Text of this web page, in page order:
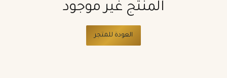
المنتج غير موجود
العودة للمتجر